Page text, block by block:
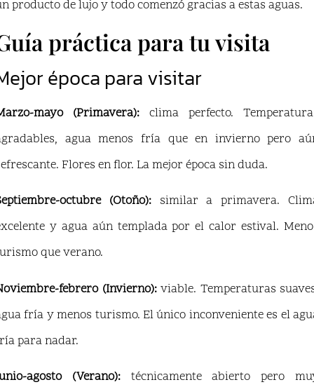
producto de lujo y todo comenzó gracias a estas aguas.
práctica para tu visita
época para visitar
mayo (Primavera): clima perfecto.
agua menos fría que en invierno pero
Flores en flor. La mejor época sin duda.
octubre (Otoño):similar a primavera.
y agua aún templada por el calor estival.
que verano.
febrero (Invierno):viable. Temperaturas
fría y menos turismo. El único inconveniente es el
para nadar.
agosto (Verano):técnicamente abierto pero